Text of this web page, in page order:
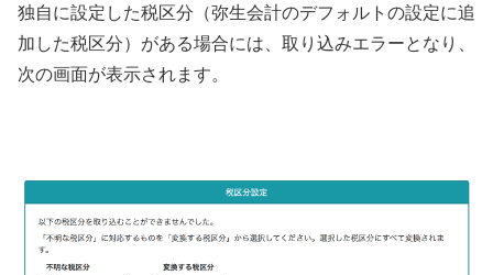
独自に設定した税区分（弥生会計のデフォルトの設定に追
加した税区分）がある場合には、取り込みエラーとなり、
次の画面が表示されます。